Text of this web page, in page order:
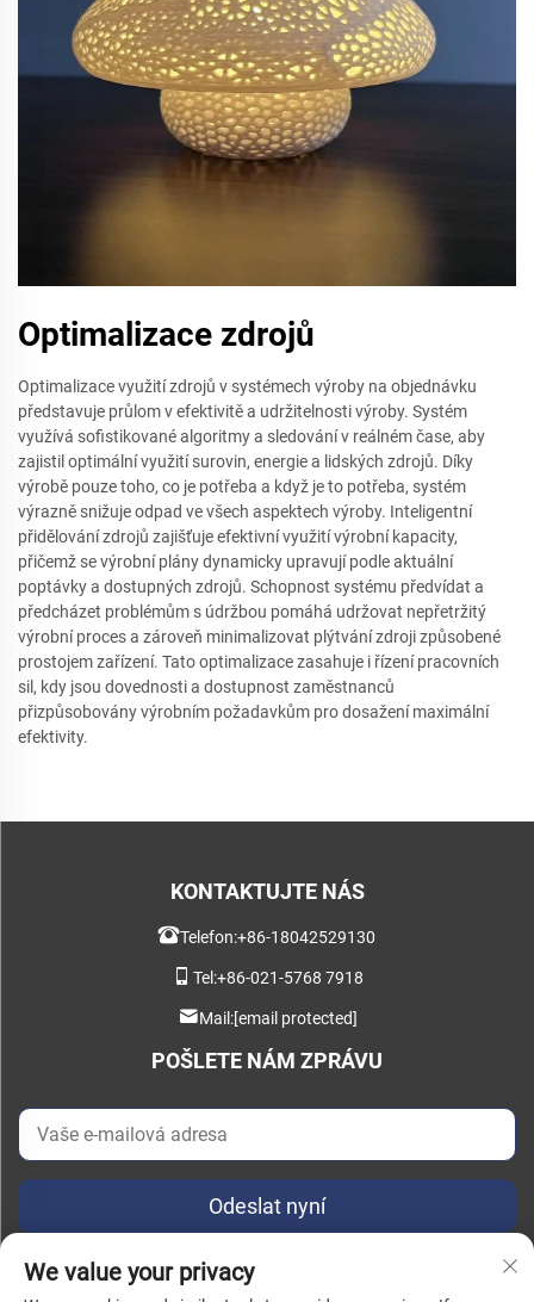
Optimalizace zdrojů
Optimalizace využití zdrojů v systémech výroby na objednávku
představuje průlom v efektivitě a udržitelnosti výroby. Systém
využívá sofistikované algoritmy a sledování v reálném čase, aby
zajistil optimální využití surovin, energie a lidských zdrojů. Díky
výrobě pouze toho, co je potřeba a když je to potřeba, systém
výrazně snižuje odpad ve všech aspektech výroby. Inteligentní
přidělování zdrojů zajišťuje efektivní využití výrobní kapacity,
přičemž se výrobní plány dynamicky upravují podle aktuální
poptávky a dostupných zdrojů. Schopnost systému předvídat a
předcházet problémům s údržbou pomáhá udržovat nepřetržitý
výrobní proces a zároveň minimalizovat plýtvání zdroji způsobené
prostojem zařízení. Tato optimalizace zasahuje i řízení pracovních
sil, kdy jsou dovednosti a dostupnost zaměstnanců
přizpůsobovány výrobním požadavkům pro dosažení maximální
efektivity.
KONTAKTUJTE NÁS
Telefon:+86-18042529130
Tel:+86-021-5768 7918
Mail:[email protected]
POŠLETE NÁM ZPRÁVU
Odeslat nyní
We value your privacy